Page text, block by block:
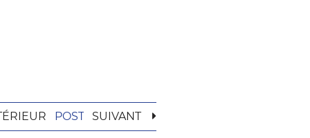
POST SUIVANT